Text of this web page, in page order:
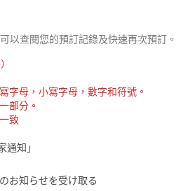
以查閱您的預訂記錄及快速再次預訂。
字母，小寫字母，數字和符號。
部分。
致
通知」
お知らせを受け取る